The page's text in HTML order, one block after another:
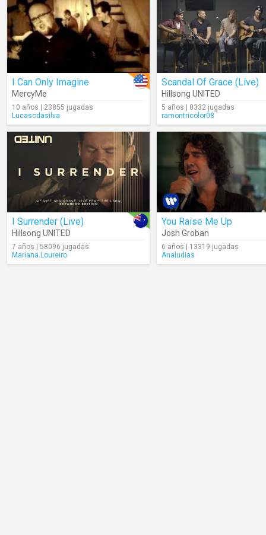
I Can Only Imagine
MercyMe
10 años | 23855 jugadas
Lucascdasilva
Scandal Of Grace (Live)
Hillsong UNITED
5 años | 8332 jugadas
ramontricolor08
I Surrender (Live)
Hillsong UNITED
7 años | 58096 jugadas
Mariana.Loureiro
You Raise Me Up
Josh Groban
6 años | 13319 jugadas
Analudias